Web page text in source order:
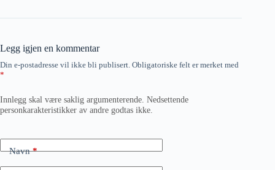
Legg igjen en kommentar
Din e-postadresse vil ikke bli publisert. Obligatoriske felt er merket med
*
Innlegg skal være saklig argumenterende. Nedsettende
personkarakteristikker av andre godtas ikke.
Navn*